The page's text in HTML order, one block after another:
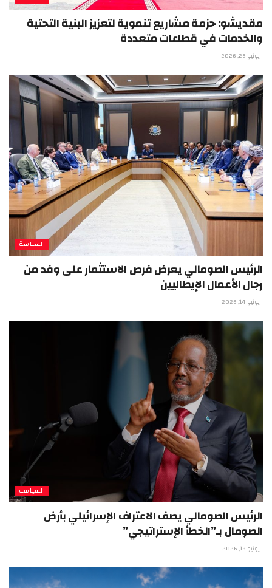
مقديشو: حزمة مشاريع تنموية لتعزيز البنية التحتية
والخدمات في قطاعات متعددة
يونيو 29, 2026
السياسة
الرئيس الصومالي يعرض فرص الاستثمار على وفد من
رجال الأعمال الإيطاليين
يونيو 14, 2026
السياسة
الرئيس الصومالي يصف الاعتراف الإسرائيلي بأرض
الصومال بـ”الخطأ الإستراتيجي”
يونيو 13, 2026